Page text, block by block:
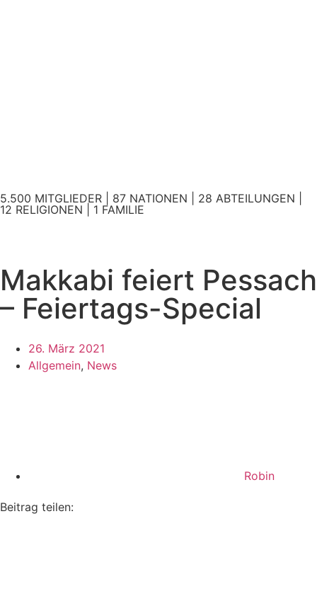
5.500 MITGLIEDER | 87 NATIONEN | 28 ABTEILUNGEN |
12 RELIGIONEN | 1 FAMILIE
Makkabi feiert Pessach
– Feiertags-Special
26. März 2021
Allgemein, News
Robin
Beitrag teilen: